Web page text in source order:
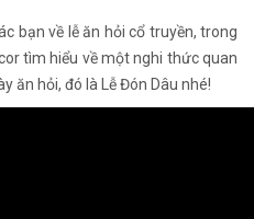
bạn về lễ ăn hỏi cổ truyền, trong
tìm hiểu về một nghi thức quan
ăn hỏi, đó là Lễ Đón Dâu nhé!